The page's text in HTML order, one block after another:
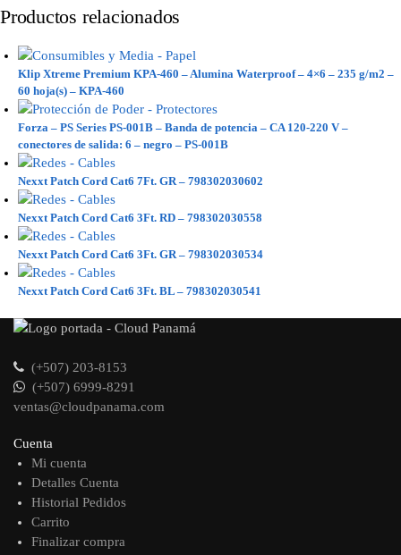
Productos relacionados
Klip Xtreme Premium KPA-460 – Alumina Waterproof – 4×6 – 235 g/m2 –
60 hoja(s) – KPA-460
Forza – PS Series PS-001B – Banda de potencia – CA 120-220 V –
conectores de salida: 6 – negro – PS-001B
Nexxt Patch Cord Cat6 7Ft. GR – 798302030602
Nexxt Patch Cord Cat6 3Ft. RD – 798302030558
Nexxt Patch Cord Cat6 3Ft. GR – 798302030534
Nexxt Patch Cord Cat6 3Ft. BL – 798302030541
(+507) 203-8153
(+507) 6999-8291
ventas@cloudpanama.com
Cuenta
Mi cuenta
Detalles Cuenta
Historial Pedidos
Carrito
Finalizar compra